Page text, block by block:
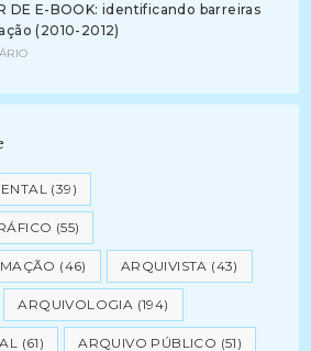
DE E-BOOK: identificando barreiras
(2010-2012)
(39)
(55)
(46) ARQUIVISTA (43)
ARQUIVOLOGIA (194)
(61) ARQUIVO PÚBLICO (51)